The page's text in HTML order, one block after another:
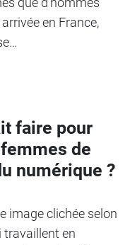
en France,
faire pour
de
numérique ?
image clichée selon
travaillent en